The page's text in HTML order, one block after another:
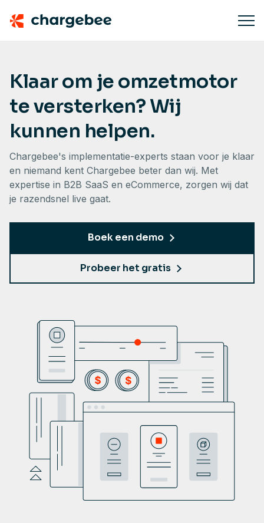
Klaar om je omzetmotor
te versterken? Wij
kunnen helpen.
Chargebee's implementatie-experts staan voor je klaar
en niemand kent Chargebee beter dan wij. Met
expertise in B2B SaaS en eCommerce, zorgen wij dat
je razendsnel live gaat.
Boek een demo
Probeer het gratis